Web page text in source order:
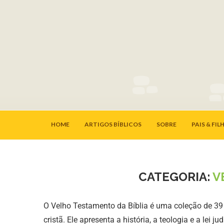
HOME ARTIGOS BÍBLICOS SOBRE PAIS &
CATEGORIA:
O Velho Testamento da Bíblia é uma coleção de
cristã. Ele apresenta a história, a teologia e a lei